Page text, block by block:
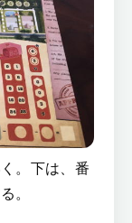
。下は、番
。